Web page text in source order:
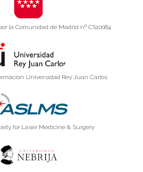
la Comunidad de Madrid nº CS10084
Universidad Rey Juan Carlos
for Laser Medicine & Surgery